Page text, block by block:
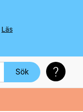
Läs
Sök Söktips